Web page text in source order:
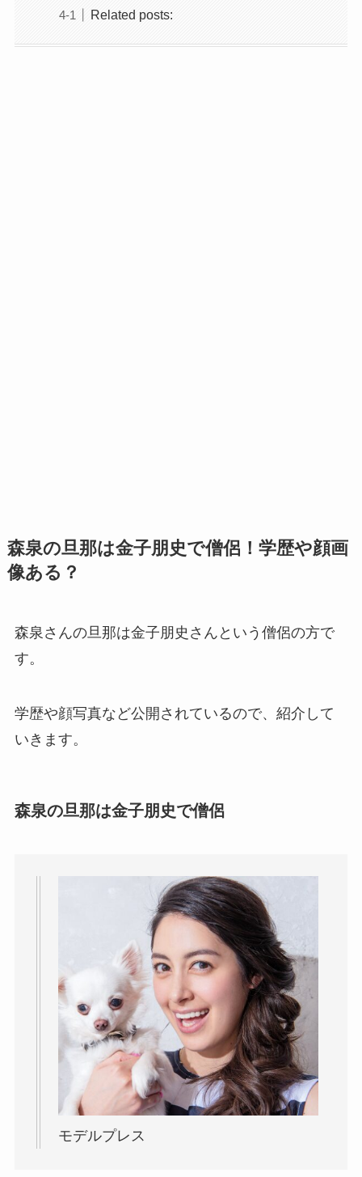
Related posts:
森泉の旦那は金子朋史で僧侶！学歴や顔画
像ある？
森泉さんの旦那は金子朋史さんという僧侶の方で
す。
学歴や顔写真など公開されているので、紹介して
いきます。
森泉の旦那は金子朋史で僧侶
モデルプレス